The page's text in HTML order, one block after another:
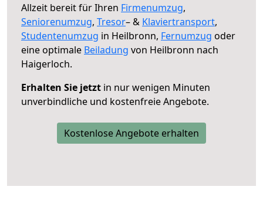
Allzeit bereit für Ihren Firmenumzug,
Seniorenumzug, Tresor– & Klaviertransport,
Studentenumzug in Heilbronn, Fernumzug oder
eine optimale Beiladung von Heilbronn nach
Haigerloch.
Erhalten Sie jetzt in nur wenigen Minuten
unverbindliche und kostenfreie Angebote.
Kostenlose Angebote erhalten